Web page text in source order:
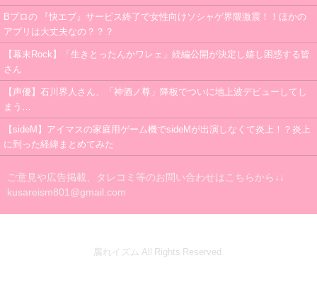
Bプロの 『快エブ』サービス終了で女性向けソシャゲ界隈激震！！ほかの
アプリは大丈夫なの？？？
【幕末Rock】「生きとったんかワレェ」続編公開が決定し嬉し困惑する皆
さん
【声優】石川界人さん、「神酒ノ尊」降板でついに地上波デビューしてし
まう…
【sideM】アイマスの家庭用ゲーム機でsideMが出演しなくて炎上！？炎上
に到った経緯まとめてみた
ご意見や広告掲載、タレコミ等のお問い合わせはこちらから↓↓
kusareism801@gmail.com
腐れイズム All Rights Reserved.